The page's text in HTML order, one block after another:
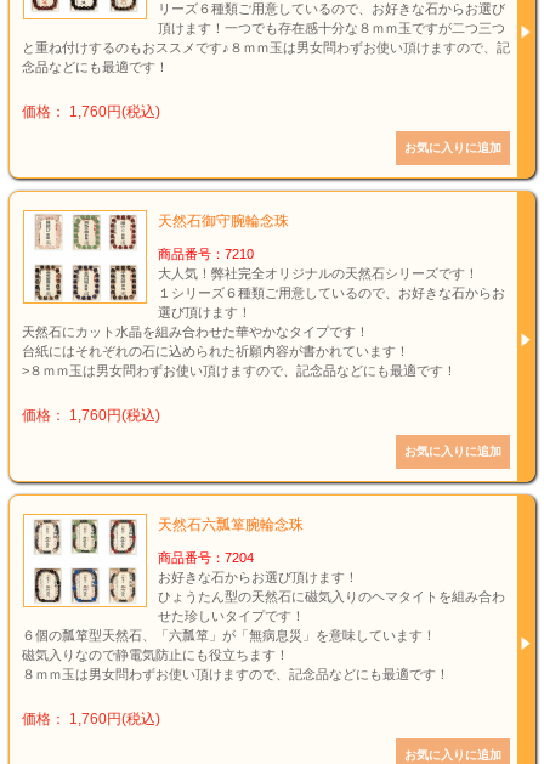
リーズ６種類ご用意しているので、お好きな石からお選び
頂けます！一つでも存在感十分な８ｍｍ玉ですが二つ三つ
と重ね付けするのもおススメです♪８ｍｍ玉は男女問わずお使い頂けますので、記
念品などにも最適です！
価格： 1,760円(税込)
天然石御守腕輪念珠
商品番号：7210
大人気！弊社完全オリジナルの天然石シリーズです！
１シリーズ６種類ご用意しているので、お好きな石からお
選び頂けます！
天然石にカット水晶を組み合わせた華やかなタイプです！
台紙にはそれぞれの石に込められた祈願内容が書かれています！
>８ｍｍ玉は男女問わずお使い頂けますので、記念品などにも最適です！
価格： 1,760円(税込)
天然石六瓢箪腕輪念珠
商品番号：7204
お好きな石からお選び頂けます！
ひょうたん型の天然石に磁気入りのヘマタイトを組み合わ
せた珍しいタイプです！
６個の瓢箪型天然石、「六瓢箪」が「無病息災」を意味しています！
磁気入りなので静電気防止にも役立ちます！
８ｍｍ玉は男女問わずお使い頂けますので、記念品などにも最適です！
価格： 1,760円(税込)